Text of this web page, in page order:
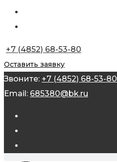
+7 (4852) 68-53-80
Оставить заявку
Звоните: +7 (4852) 68-53-80
Email: 685380@bk.ru